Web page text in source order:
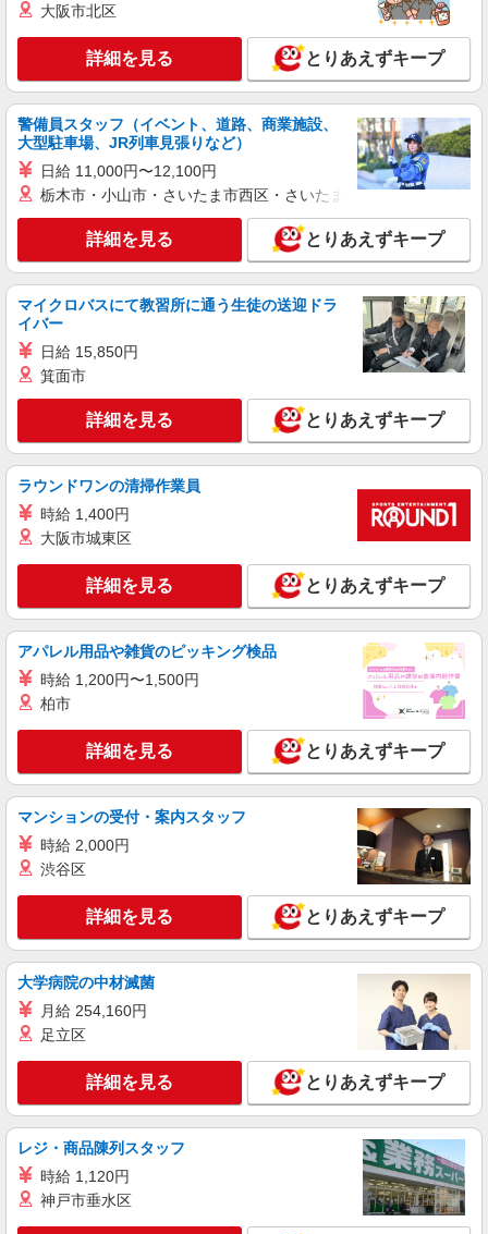
派遣社員 紹介予定派遣
株式会社シエロ
携帯販売スタッフ【au】
時給1500円〜 ※残業代支給 ★交通費別途支給
（上限800円/日） 【資格手当制度】 au資格取得で
5200〜11400円/月支給 家電アドバイザー資格をお
持ちの方はグレードに合わせて2500〜5000円/月支
給 ※入社後獲得も対象 【役割手当】 CSA（チ
ーフセールスアドバイザー）に昇格すると16600
円/月支給 ゜+゜・。○。・゜+゜・。○。・゜+゜
入社祝い金10万円支給(規定有) お友達を紹介頂く
と, インセンティブ支給(規定有) ★月2回払い・週
払い可能（規程有）★ ゜・。○。・゜+゜・。
○。・゜+゜
青森県八戸市の家電量販店
派遣社員 紹介予定派遣
株式会社シエロ
人気機種に詳しくなれる携帯販売【au】
時給1500円〜 ※残業代支給 ★交通費別途支給
5200〜11400円/月支給 家電アドバイザー資格をお
給 ※入社後獲得も対象 【役割手当】 CSA（チ
ーフセールスアドバイザー）に昇格すると16600
円/月支給 ゜+゜・。○。・゜+゜・。○。・゜+゜
と, インセンティブ支給(規定有) ★月2回払い・週
払い可能（規程有）★ ゜・。○。・゜+゜・。
キープ 詳細を見る
アルバイト パート
ケーズデンキ 八戸本店
家電店での接客販売サポート（生活家電）
帯による加給制度：平日・土曜の17時以降、また
は日曜・祝日の終日は勤務1時間につき50円加給）
※加給制度は学生スタッフ対象外です
青森県八戸市沼館４－４－８
キープ 詳細を見る
アルバイト
家電店での接客販売サポート（携帯電話）
時給1,060円〜時給1,110円 （勤務曜日・時間
帯による加給制度：平日・土曜の17時以降、また
は日曜・祝日の終日は勤務1時間につき50円加給）
※加給制度は学生スタッフ対象外です
青森県八戸市沼館４－４－８
詳細を見る
大阪市北区
詳細を見る とりあえずキープ
警備員スタッフ（イベント、道路、商業施設、
大型駐車場、JR列車見張りなど）
日給 11,000円〜12,100円
栃木市・小山市・さいたま市西区・さいたま市岩槻区・久喜市・
詳細を見る とりあえずキープ
マイクロバスにて教習所に通う生徒の送迎ドラ
イバー
日給 15,850円
箕面市
詳細を見る とりあえずキープ
ラウンドワンの清掃作業員
時給 1,400円
大阪市城東区
詳細を見る とりあえずキープ
アパレル用品や雑貨のピッキング検品
時給 1,200円〜1,500円
柏市
詳細を見る とりあえずキープ
マンションの受付・案内スタッフ
時給 2,000円
渋谷区
詳細を見る とりあえずキープ
大学病院の中材滅菌
月給 254,160円
足立区
詳細を見る とりあえずキープ
レジ・商品陳列スタッフ
時給 1,120円
神戸市垂水区